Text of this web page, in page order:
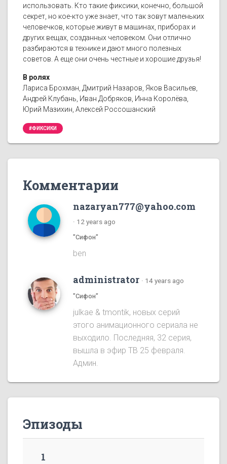
использовать. Кто такие фиксики, конечно, большой
секрет, но кое-кто уже знает, что так зовут маленьких
человечков, которые живут в машинах, приборах и
других вещах, созданных человеком. Они отлично
разбираются в технике и дают много полезных
советов. А еще они очень честные и хорошие друзья!
В ролях
Лариса Брохман, Дмитрий Назаров, Яков Васильев,
Андрей Клубань, Иван Добряков, Инна Королёва,
Юрий Мазихин, Алексей Россошанский
#ФИКСИКИ
Комментарии
nazaryan777@yahoo.com
· 12 years ago
"Сифон"
ben
administrator · 14 years ago
"Сифон"
julkae & tmontik, новых серий
этого анимационного сериала не
выходило. Последняя, 32 серия,
вышла в эфир ТВ 25 февраля.
Админ.
Эпизоды
1